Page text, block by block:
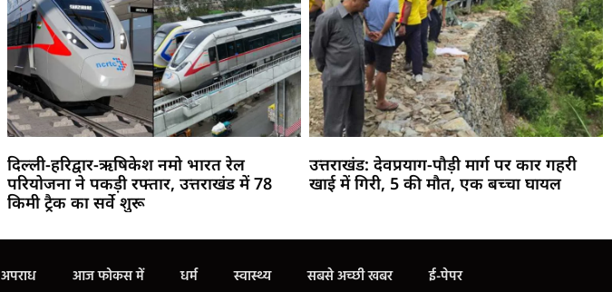
दिल्ली-हरिद्वार-ऋषिकेश नमो भारत रेल
परियोजना ने पकड़ी रफ्तार, उत्तराखंड में 78
किमी ट्रैक का सर्वे शुरू
उत्तराखंड: देवप्रयाग-पौड़ी मार्ग पर कार गहरी
खाई में गिरी, 5 की मौत, एक बच्चा घायल
अपराध आज फोकस में धर्म स्वास्थ्य सबसे अच्छी खबर ई-पेपर